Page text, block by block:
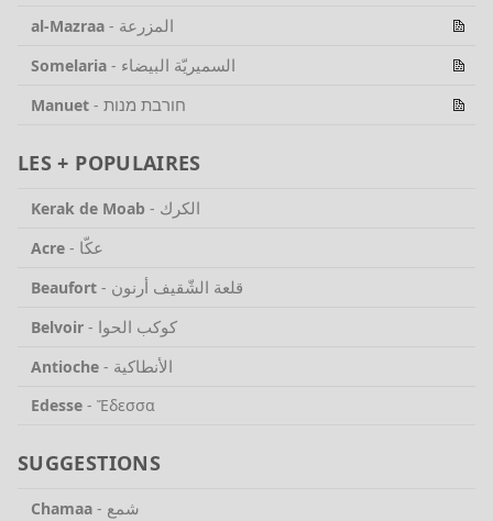
al-Mazraa - المزرعة
Somelaria - السميريّة البيضاء
Manuet - חורבת מנות
LES + POPULAIRES
Kerak de Moab - الكرك
Acre - عكّا
Beaufort - قلعة الشّقيف أرنون
Belvoir - كوكب الحوا
Antioche - الأنطاكية
Edesse - Ἔδεσσα
SUGGESTIONS
Chamaa - شمع